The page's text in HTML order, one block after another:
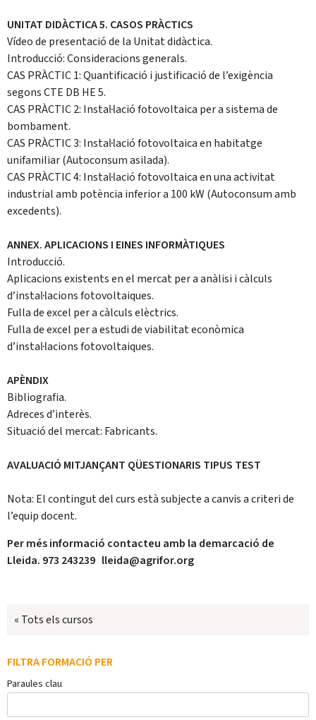
UNITAT DIDÀCTICA 5. CASOS PRÀCTICS
Vídeo de presentació de la Unitat didàctica.
Introducció: Consideracions generals.
CAS PRÀCTIC 1: Quantificació i justificació de l’exigència
segons CTE DB HE 5.
CAS PRÀCTIC 2: Instal·lació fotovoltaica per a sistema de
bombament.
CAS PRÀCTIC 3: Instal·lació fotovoltaica en habitatge
unifamiliar (Autoconsum asilada).
CAS PRÀCTIC 4: Instal·lació fotovoltaica en una activitat
industrial amb potència inferior a 100 kW (Autoconsum amb
excedents).
ANNEX. APLICACIONS I EINES INFORMÀTIQUES
Introducció.
Aplicacions existents en el mercat per a anàlisi i càlculs
d’instal·lacions fotovoltaiques.
Fulla de excel per a càlculs elèctrics.
Fulla de excel per a estudi de viabilitat econòmica
d’instal·lacions fotovoltaiques.
APÈNDIX
Bibliografia.
Adreces d’interès.
Situació del mercat: Fabricants.
AVALUACIÓ MITJANÇANT QÜESTIONARIS TIPUS TEST
Nota: El contingut del curs està subjecte a canvis a criteri de
l’equip docent.
Per més informació contacteu amb la demarcació de
Lleida. 973 243239 lleida@agrifor.org
« Tots els cursos
FILTRA FORMACIÓ PER
Paraules clau